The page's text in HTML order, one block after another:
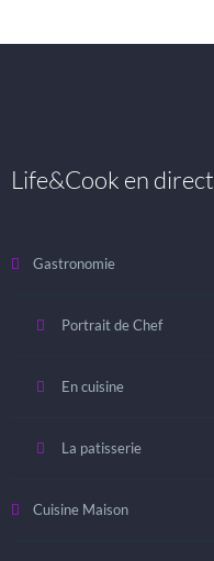
Life&Cook en direct
Gastronomie
Portrait de Chef
En cuisine
La patisserie
Cuisine Maison